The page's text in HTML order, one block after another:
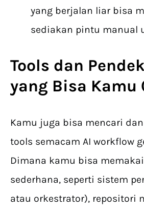
yang berjalan liar bisa
sediakan pintu manual
Tools dan
yang Bisa Kamu
Kamu juga bisa mencari
tools semacam AI workflow
Dimana kamu bisa
sederhana, seperti sistem
atau orkestrator), repositori